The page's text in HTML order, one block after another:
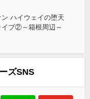
ハイウェイの堕天
ブ②～箱根周辺～
ズSNS